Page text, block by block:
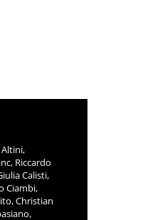
Altini,
Riccardo
Calisti,
Ciambi,
Christian